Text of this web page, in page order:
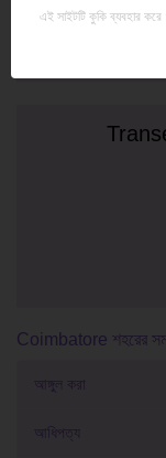
Coimbatore শহরের
আঙ্গুল করা
আধিপত্য
এই সাইটটি কুকি ব্যবহার